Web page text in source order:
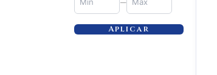
Aplicar